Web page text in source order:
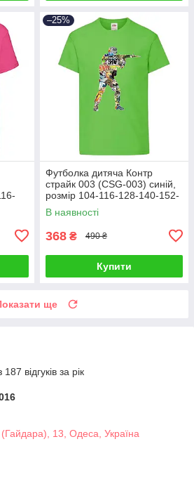
–25%
Футболка дитяча Контр
страйк 003 (CSG-003) синій,
розмір 104-116-128-140-152-
164
В наявності
368 ₴ 490 ₴
Купити
ще
відгуків за рік
13, Одеса, Україна